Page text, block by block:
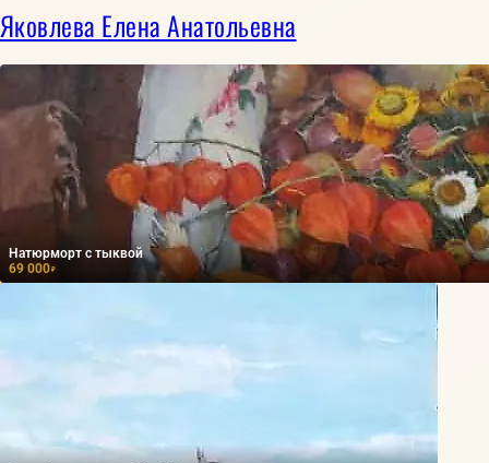
Яковлева Елена Анатольевна
Натюрморт с тыквой
69 000₽